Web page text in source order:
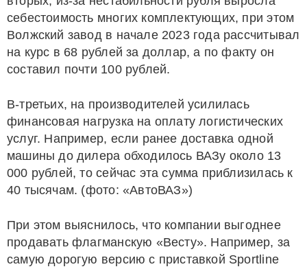
себестоимость многих комплектующих, при этом
Волжский завод в начале 2023 года рассчитывал
на курс в 68 рублей за доллар, а по факту он
составил почти 100 рублей.
В-третьих, на производителей усилилась
финансовая нагрузка на оплату логистических
услуг. Например, если ранее доставка одной
машины до дилера обходилось ВАЗу около 13
000 рублей, то сейчас эта сумма приблизилась к
40 тысячам. (фото: «АвтоВАЗ»)
При этом выяснилось, что компании выгоднее
продавать флагманскую «Весту». Например, за
самую дорогую версию с приставкой Sportline